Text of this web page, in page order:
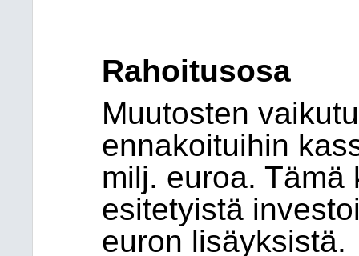
Rahoitusosa
Muutosten
ennakoituihin
milj. euroa.
esitetyistä
euron